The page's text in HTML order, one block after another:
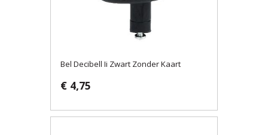
Bel Decibell Ii Zwart Zonder Kaart
€ 4,75